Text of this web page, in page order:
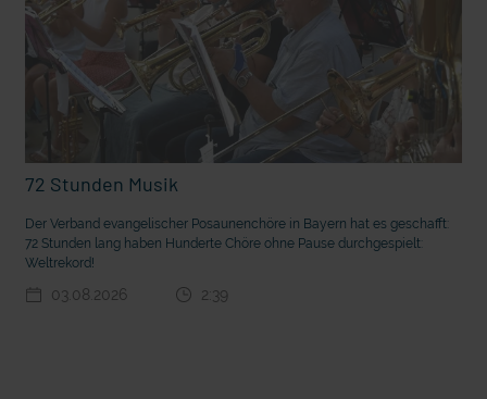
deutsche Sprache?
72 Stunden Musik
Der Verband evangelischer Posaunenchöre in Bayern hat es geschafft:
72 Stunden lang haben Hunderte Chöre ohne Pause durchgespielt:
Weltrekord!
03.08.2026 2:39